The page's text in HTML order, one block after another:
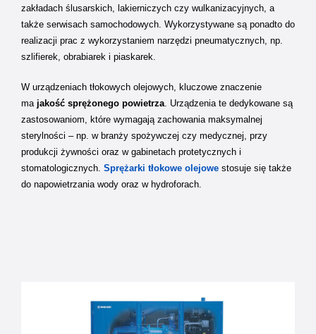
zakładach ślusarskich, lakierniczych czy wulkanizacyjnych, a
także serwisach samochodowych. Wykorzystywane są ponadto do
realizacji prac z wykorzystaniem narzędzi pneumatycznych, np.
szlifierek, obrabiarek i piaskarek.
W urządzeniach tłokowych olejowych, kluczowe znaczenie
ma jakość sprężonego powietrza. Urządzenia te dedykowane są
zastosowaniom, które wymagają zachowania maksymalnej
sterylności – np. w branży spożywczej czy medycznej, przy
produkcji żywności oraz w gabinetach protetycznych i
stomatologicznych. Sprężarki tłokowe olejowe stosuje się także
do napowietrzania wody oraz w hydroforach.